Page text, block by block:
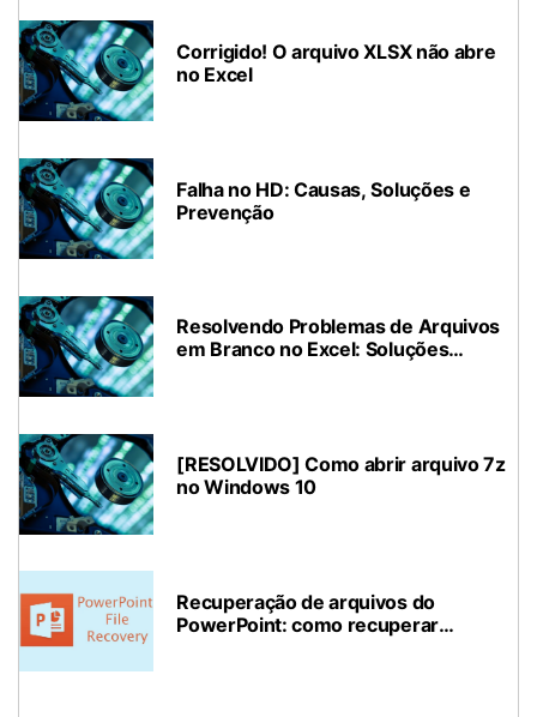
Corrigido! O arquivo XLSX não abre
no Excel
Falha no HD: Causas, Soluções e
Prevenção
Resolvendo Problemas de Arquivos
em Branco no Excel: Soluções
[RESOLVIDO] Como abrir arquivo 7z
no Windows 10
Recuperação de arquivos do
PowerPoint: como recuperar